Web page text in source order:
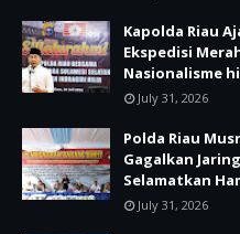
Kapolda Riau
Ekspedisi
Nasionalisme
July 31, 2026
Polda Riau
Gagalkan
Selamatkan
July 31, 2026